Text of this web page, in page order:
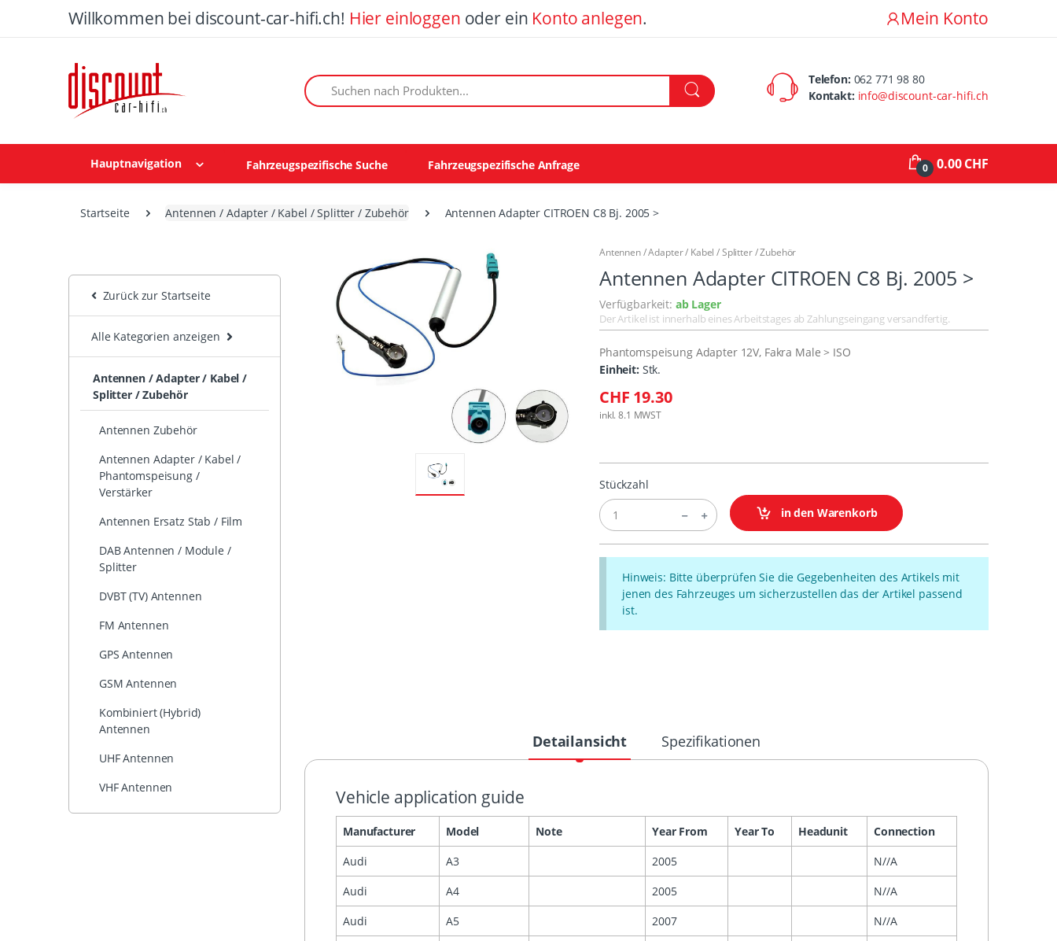
Willkommen bei discount-car-hifi.ch! Hier einloggen oder ein Konto anlegen. Mein Konto
Suchen nach Produkten: Telefon: 062 771 98 80
Kontakt: info@discount-car-hifi.ch
Hauptnavigation Fahrzeugspezifische Suche Fahrzeugspezifische Anfrage 0 0.00 CHF
Startseite Antennen / Adapter / Kabel / Splitter / Zubehör Antennen Adapter CITROEN C8 Bj. 2005 >
Zurück zur Startseite
Alle Kategorien anzeigen
Antennen / Adapter / Kabel /
Splitter / Zubehör
Antennen Zubehör
Antennen Adapter / Kabel /
Phantomspeisung /
Verstärker
Antennen Ersatz Stab / Film
DAB Antennen / Module /
Splitter
DVBT (TV) Antennen
FM Antennen
GPS Antennen
GSM Antennen
Kombiniert (Hybrid)
Antennen
UHF Antennen
VHF Antennen
Antennen / Adapter / Kabel / Splitter / Zubehör
Antennen Adapter CITROEN C8 Bj. 2005 >
Verfügbarkeit: ab Lager
Der Artikel ist innerhalb eines Arbeitstages ab Zahlungseingang versandfertig.
Phantomspeisung Adapter 12V, Fakra Male > ISO
Einheit: Stk.
CHF 19.30
inkl. 8.1 MWST
Stückzahl
in den Warenkorb
Hinweis: Bitte überprüfen Sie die Gegebenheiten des Artikels mit
jenen des Fahrzeuges um sicherzustellen das der Artikel passend
ist.
Detailansicht Spezifikationen
Vehicle application guide
Manufacturer Model Note Year From Year To Headunit
Connection
Audi
A3 2005
N//A
Audi
A4 2005
N//A
Audi
A5 2007
N//A